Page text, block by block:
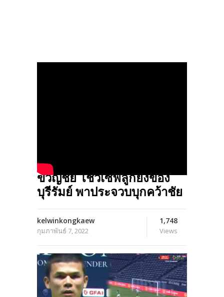
เซฟอย่างโหด!! ไปดูฟอร์ม
ขวัญชัย โชว์เซฟลูกยิงของ
บุรีรัมย์ พาประจวบบุกคว้าชัย
kelwinkongkaew
กุมภาพันธ์ 7, 2022
1,748
Views